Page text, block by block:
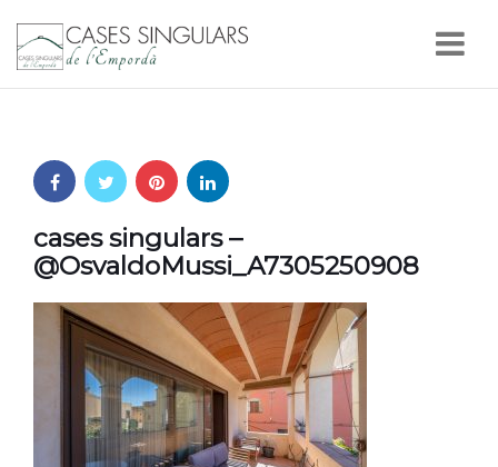
cases singulars –
@OsvaldoMussi_A7305250908